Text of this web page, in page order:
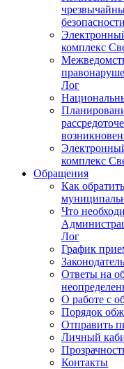
безопасности
комплекс
Лог
комплекс
Обращения
Как
Что
Лог
График
Ответы на
О работе с
Порядок
Отправить
Личный
Контакты